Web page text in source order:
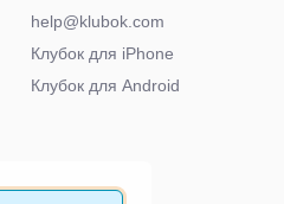
help@klubok.com
Клубок для iPhone
Клубок для Android